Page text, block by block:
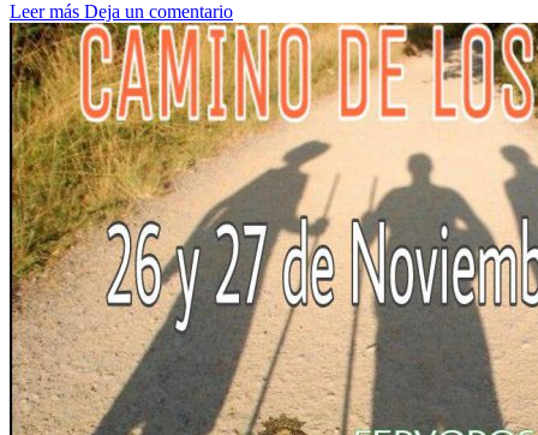
Leer más Deja un comentario